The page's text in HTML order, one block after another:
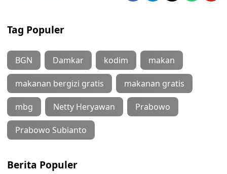
Tag Populer
BGN Damkar kodim makan
makanan bergizi gratis makanan gratis
mbg Netty Heryawan Prabowo
Prabowo Subianto
Berita Populer